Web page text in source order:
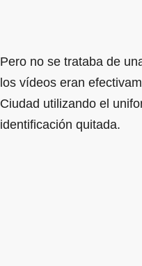
Pero no se trataba de
los vídeos eran
Ciudad utilizando el
identificación quitada.